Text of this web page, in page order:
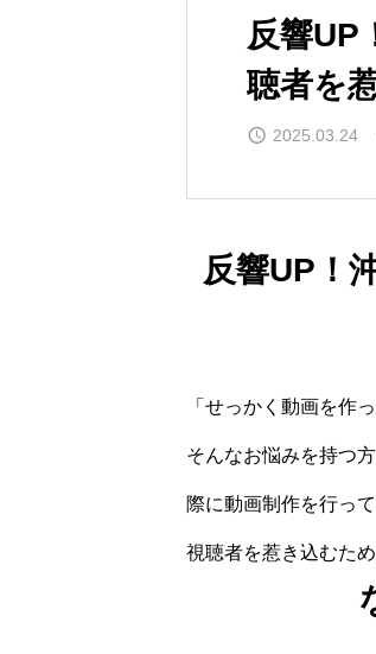
反響UP
聴者を
2025.03.24
反響UP！
「せっかく動画を作
そんなお悩みを持つ
際に動画制作を行っ
視聴者を惹き込むた